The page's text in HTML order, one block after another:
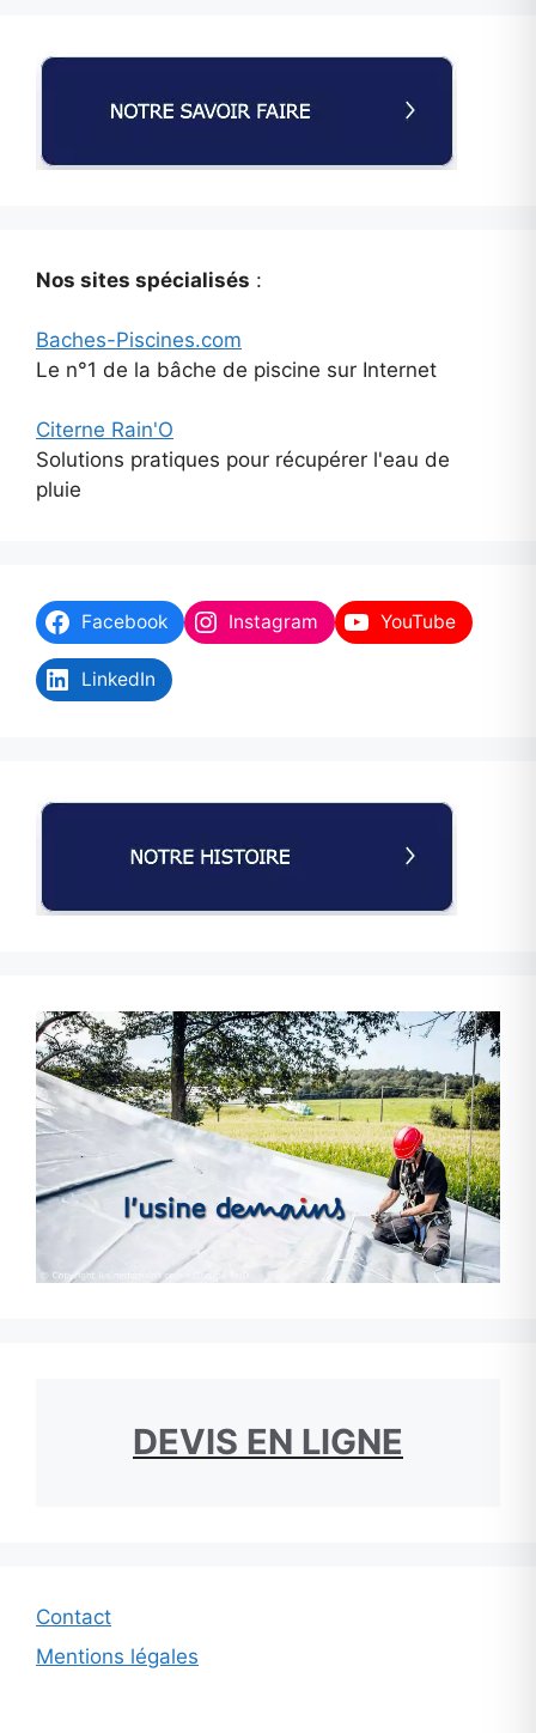
Nos sites spécialisés :
Baches-Piscines.com
Le n°1 de la bâche de piscine sur Internet
Citerne Rain'O
Solutions pratiques pour récupérer l'eau de
pluie
Facebook Instagram YouTube
LinkedIn
DEVIS EN LIGNE
Contact
Mentions légales